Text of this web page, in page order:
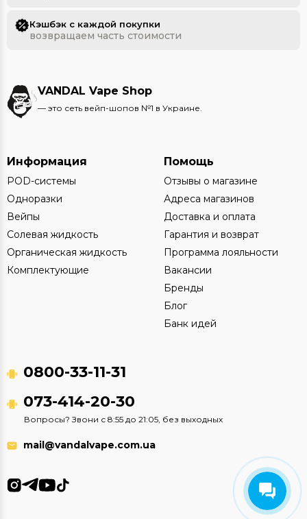
Кэшбэк с каждой покупки
возвращаем часть стоимости
VANDAL Vape Shop
— это сеть вейп-шопов №1 в Украине.
Информация
POD-системы
Одноразки
Вейпы
Солевая жидкость
Органическая жидкость
Комплектующие
Помощь
Отзывы о магазине
Адреса магазинов
Доставка и оплата
Гарантия и возврат
Программа лояльности
Вакансии
Бренды
Блог
Банк идей
0800-33-11-31
073-414-20-30
Вопросы? Звони с 8:55 до 21:05, без выходных
mail@vandalvape.com.ua